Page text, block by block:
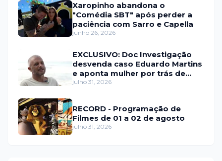
Xaropinho abandona o
"Comédia SBT" após perder a
paciência com Sarro e Capella
junho 26, 2026
EXCLUSIVO: Doc Investigação
desvenda caso Eduardo Martins
e aponta mulher por trás de
fraude internacional
julho 31, 2026
RECORD - Programação de
Filmes de 01 a 02 de agosto
julho 31, 2026